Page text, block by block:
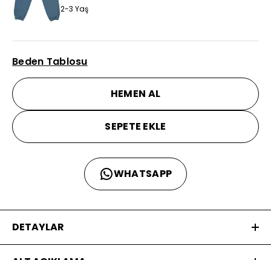
2-3 Yaş
Beden Tablosu
HEMEN AL
SEPETE EKLE
WHATSAPP
DETAYLAR